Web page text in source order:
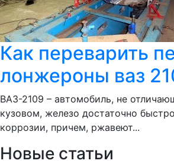
Как переварить
лонжероны ваз
ВАЗ-2109 – автомобиль, не
кузовом, железо достаточно
коррозии, причем, ржавеют...
Новые статьи